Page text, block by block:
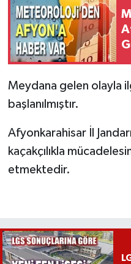
Meydana gelen olayla
başlanılmıştır.
Afyonkarahisar İl
kaçakçılıkla
etmektedir.